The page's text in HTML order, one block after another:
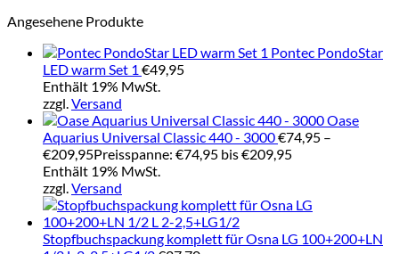
Angesehene Produkte
Pontec PondoStar
LED warm Set 1 €49,95
Enthält 19% MwSt.
zzgl.Versand
Oase
Aquarius Universal Classic 440 - 3000€74,95 –
€209,95Preisspanne: €74,95 bis €209,95
Enthält 19% MwSt.
zzgl.Versand
Stopfbuchspackung komplett für Osna LG 100+200+LN